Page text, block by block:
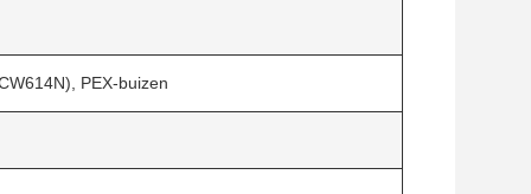
PEX-buizen